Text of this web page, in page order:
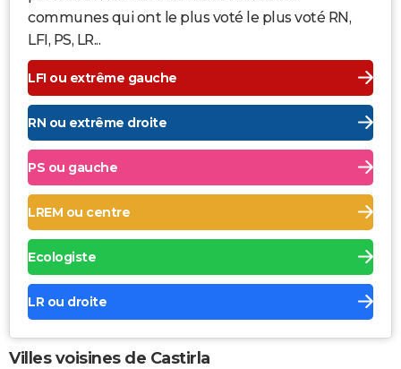
communes qui ont le plus voté le plus voté RN,
LFI, PS, LR...
LFI ou extrême gauche
RN ou extrême droite
PS ou gauche
LREM ou centre
Ecologiste
LR ou droite
Villes voisines de Castirla